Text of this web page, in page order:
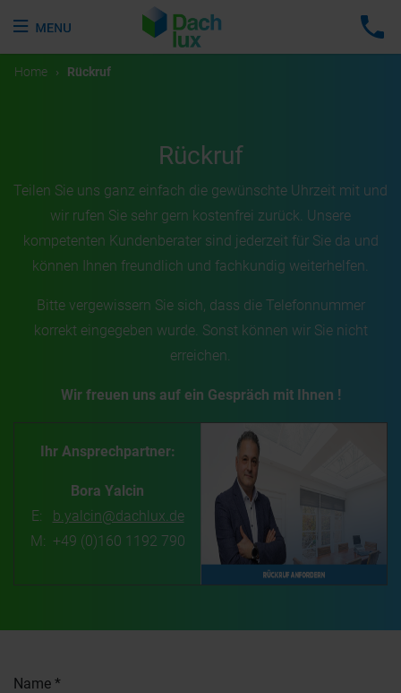
FACHKUNDEN RÜCKRUF
Home › Rückruf
Rückruf
Teilen Sie uns ganz einfach die gewünschte Uhrzeit mit und
wir rufen Sie sehr gern kostenfrei zurück. Unsere
kompetenten Kundenberater sind jederzeit für Sie da und
können Ihnen freundlich und fachkundig weiterhelfen.
Bitte vergewissern Sie sich, dass die Telefonnummer
korrekt eingegeben wurde. Sonst können wir Sie nicht
erreichen.
Wir freuen uns auf ein Gespräch mit Ihnen !
Ihr Ansprechpartner:
Bora Yalcin
E: b.yalcin@dachlux.de
M: +49 (0)160 1192 790
Name *